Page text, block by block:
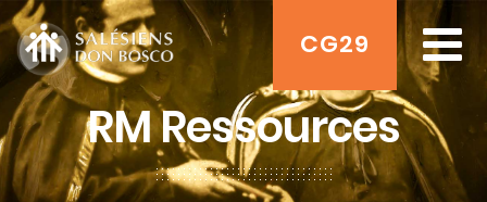
CG29
RM Ressources